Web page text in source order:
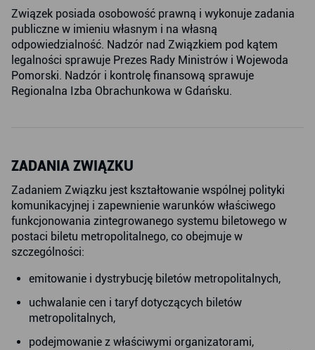
Związek posiada osobowość prawną i wykonuje zadania
publiczne w imieniu własnym i na własną
odpowiedzialność. Nadzór nad Związkiem pod kątem
legalności sprawuje Prezes Rady Ministrów i Wojewoda
Pomorski. Nadzór i kontrolę finansową sprawuje
Regionalna Izba Obrachunkowa w Gdańsku.
ZADANIA ZWIĄZKU
Zadaniem Związku jest kształtowanie wspólnej polityki
komunikacyjnej i zapewnienie warunków właściwego
funkcjonowania zintegrowanego systemu biletowego w
postaci biletu metropolitalnego, co obejmuje w
szczególności:
emitowanie i dystrybucję biletów metropolitalnych,
uchwalanie cen i taryf dotyczących biletów
metropolitalnych,
podejmowanie z właściwymi organizatorami,